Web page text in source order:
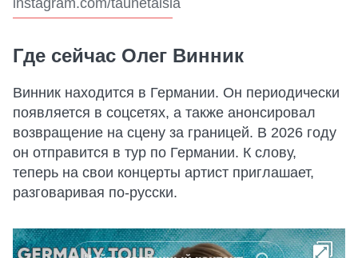
instagram.com/taunetaisia
Где сейчас Олег Винник
Винник находится в Германии. Он периодически
появляется в соцсетях, а также анонсировал
возвращение на сцену за границей. В 2026 году
он отправится в тур по Германии. К слову,
теперь на свои концерты артист приглашает,
разговаривая по-русски.